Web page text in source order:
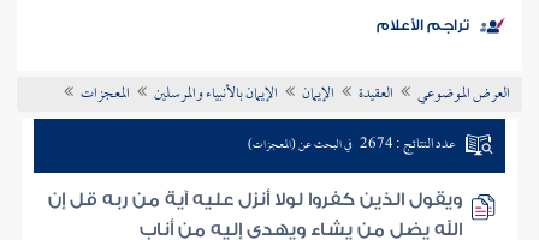
موضوعي
تراجم الأعلام
العرض الموضوعي العقيدة الإيمان الإيمان بالأنبياء والمرسلين المعجزات
عدد النتائج : 2674 في البحث عن (المعجزات)
ويقول الذين كفروا لولا أنزل عليه آية من ربه قل إن
الله يضل من يشاء ويهدي إليه من أناب